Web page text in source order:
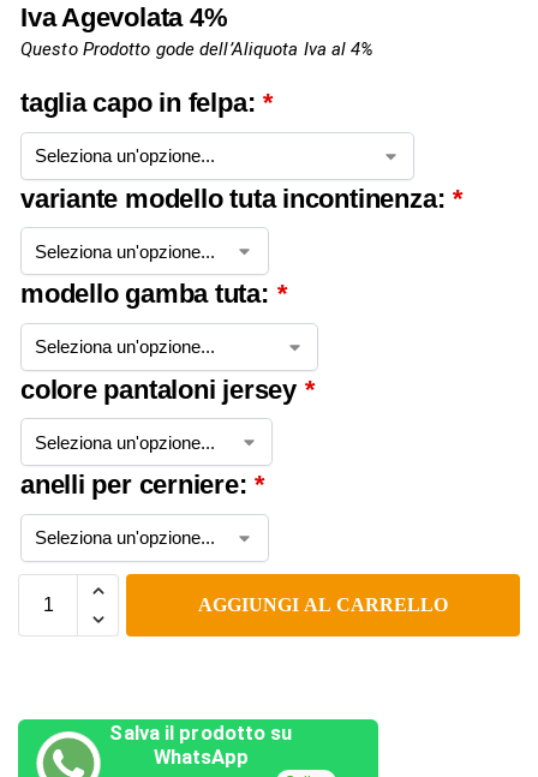
Iva Agevolata 4%
Questo Prodotto gode dell’Aliquota Iva al 4%
taglia capo in felpa: *
variante modello tuta incontinenza: *
modello gamba tuta: *
colore pantaloni jersey *
anelli per cerniere: *
AGGIUNGI AL CARRELLO
Salva il prodotto su
WhatsApp